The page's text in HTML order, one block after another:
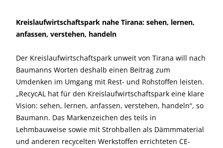
Kreislaufwirtschaftspark nahe Tirana: sehen, lernen,
anfassen, verstehen, handeln
Der Kreislaufwirtschaftspark unweit von Tirana will nach
Baumanns Worten deshalb einen Beitrag zum
Umdenken im Umgang mit Rest- und Rohstoffen leisten.
„RecycAL hat für den Kreislaufwirtschaftspark eine klare
Vision: sehen, lernen, anfassen, verstehen, handeln“, so
Baumann. Das Markenzeichen des teils in
Lehmbauweise sowie mit Strohballen als Dämmmaterial
und anderen recycelten Werkstoffen errichteten CE-